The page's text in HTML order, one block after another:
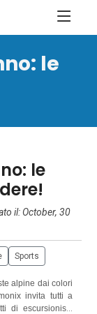
le
le
il: October, 30
Sports
alpine dai colori
invita tutti a
di escursionisti,